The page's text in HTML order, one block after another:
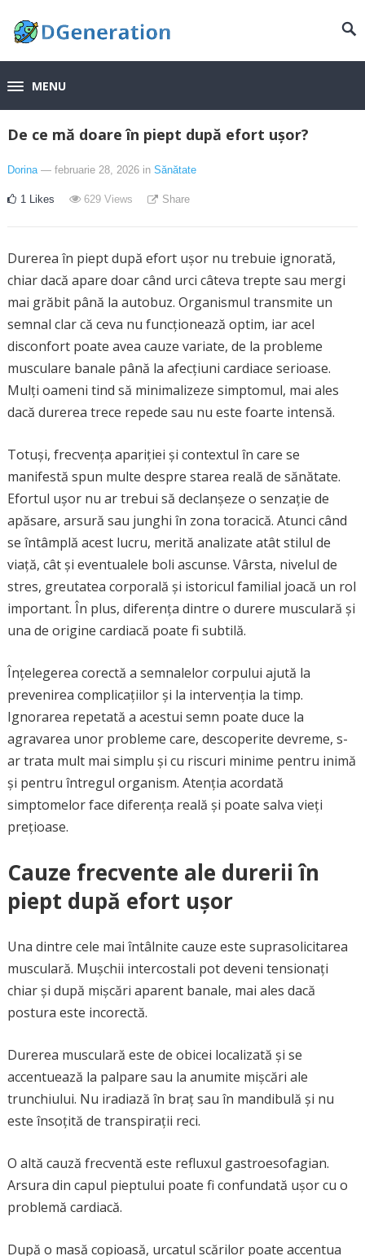
MENU
De ce mă doare în piept după efort ușor?
Dorina — februarie 28, 2026 in Sănătate
1 Likes 629Views Share
Durerea în piept după efort ușor nu trebuie ignorată,
chiar dacă apare doar când urci câteva trepte sau mergi
mai grăbit până la autobuz. Organismul transmite un
semnal clar că ceva nu funcționează optim, iar acel
disconfort poate avea cauze variate, de la probleme
musculare banale până la afecțiuni cardiace serioase.
Mulți oameni tind să minimalizeze simptomul, mai ales
dacă durerea trece repede sau nu este foarte intensă.
Totuși, frecvența apariției și contextul în care se
manifestă spun multe despre starea reală de sănătate.
Efortul ușor nu ar trebui să declanșeze o senzație de
apăsare, arsură sau junghi în zona toracică. Atunci când
se întâmplă acest lucru, merită analizate atât stilul de
viață, cât și eventualele boli ascunse. Vârsta, nivelul de
stres, greutatea corporală și istoricul familial joacă un rol
important. În plus, diferența dintre o durere musculară și
una de origine cardiacă poate fi subtilă.
Înțelegerea corectă a semnalelor corpului ajută la
prevenirea complicațiilor și la intervenția la timp.
Ignorarea repetată a acestui semn poate duce la
agravarea unor probleme care, descoperite devreme, s-
ar trata mult mai simplu și cu riscuri minime pentru inimă
și pentru întregul organism. Atenția acordată
simptomelor face diferența reală și poate salva vieți
prețioase.
Cauze frecvente ale durerii în
piept după efort ușor
Una dintre cele mai întâlnite cauze este suprasolicitarea
musculară. Mușchii intercostali pot deveni tensionați
chiar și după mișcări aparent banale, mai ales dacă
postura este incorectă.
Durerea musculară este de obicei localizată și se
accentuează la palpare sau la anumite mișcări ale
trunchiului. Nu iradiază în braț sau în mandibulă și nu
este însoțită de transpirații reci.
O altă cauză frecventă este refluxul gastroesofagian.
Arsura din capul pieptului poate fi confundată ușor cu o
problemă cardiacă.
După o masă copioasă, urcatul scărilor poate accentua